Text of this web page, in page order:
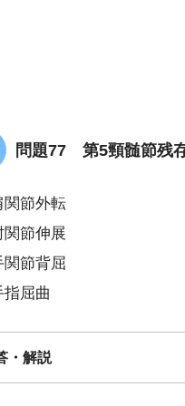
問題77 第5頸髄節残
関節外転
関節伸展
関節背屈
指屈曲
・解説